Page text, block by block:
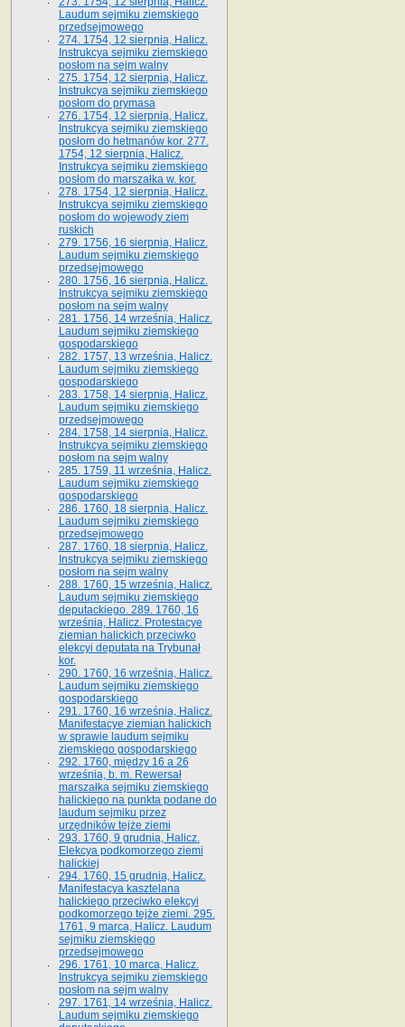
Laudum sejmiku ziemskiego
przedsejmowego
274. 1754, 12 sierpnia, Halicz.
Instrukcya sejmiku ziemskiego
posłom na sejm walny
275. 1754, 12 sierpnia, Halicz.
Instrukcya sejmiku ziemskiego
posłom do prymasa
276. 1754, 12 sierpnia, Halicz.
Instrukcya sejmiku ziemskiego
posłom do hetmanów kor. 277.
1754, 12 sierpnia, Halicz.
Instrukcya sejmiku ziemskiego
posłom do marszałka w. kor.
278. 1754, 12 sierpnia, Halicz.
Instrukcya sejmiku ziemskiego
posłom do wojewody ziem
ruskich
279. 1756, 16 sierpnia, Halicz.
Laudum sejmiku ziemskiego
przedsejmowego
280. 1756, 16 sierpnia, Halicz.
Instrukcya sejmiku ziemskiego
posłom na sejm walny
281. 1756, 14 września, Halicz.
Laudum sejmiku ziemskiego
gospodarskiego
282. 1757, 13 września, Halicz.
Laudum sejmiku ziemskiego
gospodarskiego
283. 1758, 14 sierpnia, Halicz.
Laudum sejmiku ziemskiego
przedsejmowego
284. 1758, 14 sierpnia, Halicz.
Instrukcya sejmiku ziemskiego
posłom na sejm walny
285. 1759, 11 września, Halicz.
Laudum sejmiku ziemskiego
gospodarskiego
286. 1760, 18 sierpnia, Halicz.
Laudum sejmiku ziemskiego
przedsejmowego
287. 1760, 18 sierpnia, Halicz.
Instrukcya sejmiku ziemskiego
posłom na sejm walny
288. 1760, 15 września, Halicz.
Laudum sejmiku ziemskiego
deputackiego. 289. 1760, 16
września, Halicz. Protestacye
ziemian halickich przeciwko
elekcyi deputata na Trybunał
kor.
290. 1760, 16 września, Halicz.
Laudum sejmiku ziemskiego
gospodarskiego
291. 1760, 16 września, Halicz.
Manifestacye ziemian halickich
w sprawie laudum sejmiku
ziemskiego gospodarskiego
292. 1760, między 16 a 26
września, b. m. Rewersał
marszałka sejmiku ziemskiego
halickiego na punkta podane do
laudum sejmiku przez
urzędników tejże ziemi
293. 1760, 9 grudnia, Halicz.
Elekcya podkomorzego ziemi
halickiej
294. 1760, 15 grudnia, Halicz.
Manifestacya kasztelana
halickiego przeciwko elekcyi
podkomorzego tejże ziemi. 295.
1761, 9 marca, Halicz. Laudum
sejmiku ziemskiego
przedsejmowego
296. 1761, 10 marca, Halicz.
Instrukcya sejmiku ziemskiego
posłom na sejm walny
297. 1761, 14 września, Halicz.
Laudum sejmiku ziemskiego